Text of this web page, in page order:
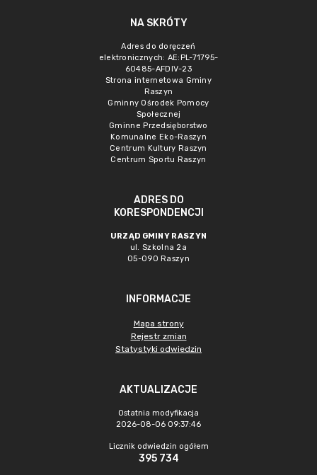
NA SKRÓTY
Adres do doręczeń
elektronicznych: AE:PL-71795-
60485-AFDIV-23
Strona internetowa Gminy
Raszyn
Gminny Ośrodek Pomocy
Społecznej
Gminne Przedsięborstwo
Komunalne Eko-Raszyn
Centrum Kultury Raszyn
Centrum Sportu Raszyn
ADRES DO
KORESPONDENCJI
URZĄD GMINY RASZYN
ul. Szkolna 2a
05-090 Raszyn
INFORMACJE
Mapa strony
Rejestr zmian
Statystyki odwiedzin
AKTUALIZACJE
Ostatnia modyfikacja
2026-08-06 09:37:46
Licznik odwiedzin ogółem
395 734